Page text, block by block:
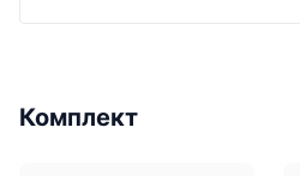
Комплект